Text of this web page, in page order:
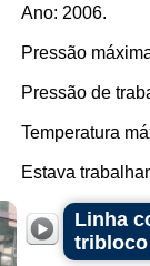
Ano: 2006.
Pressão
Pressão de
Temperatura
Estava
Linha
tribloco